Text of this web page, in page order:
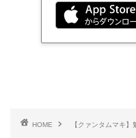
HOME 【クァンタムマキ